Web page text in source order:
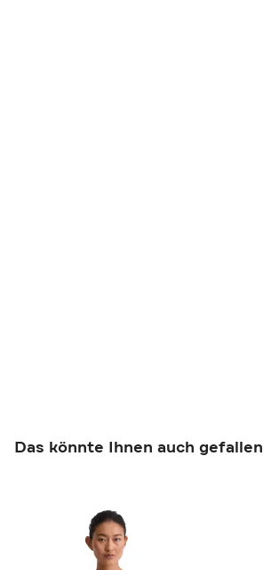
Das könnte Ihnen auch gefallen